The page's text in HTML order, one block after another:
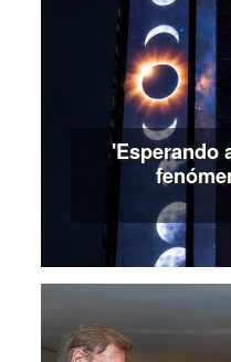
'Esperando